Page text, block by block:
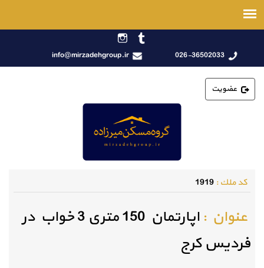
026-36502033
info@mirzadehgroup.ir
عضویت
كد ملك :1919
عنوان :
اپارتمان 150 متری 3 خواب در
فردیس کرج